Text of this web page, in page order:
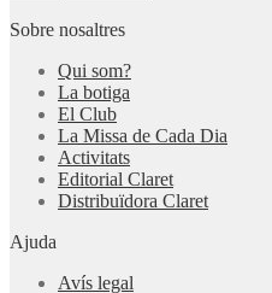
Sobre nosaltres
Qui som?
La botiga
El Club
La Missa de Cada Dia
Activitats
Editorial Claret
Distribuïdora Claret
Ajuda
Avís legal